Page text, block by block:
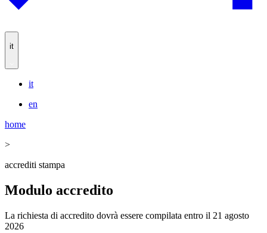
it
it
en
home
>
accrediti stampa
Modulo accredito
La richiesta di accredito dovrà essere compilata entro il 21 agosto
2026